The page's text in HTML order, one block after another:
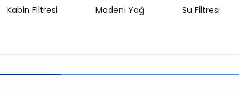
Kabin Filtresi Madeni Yağ Su Filtresi